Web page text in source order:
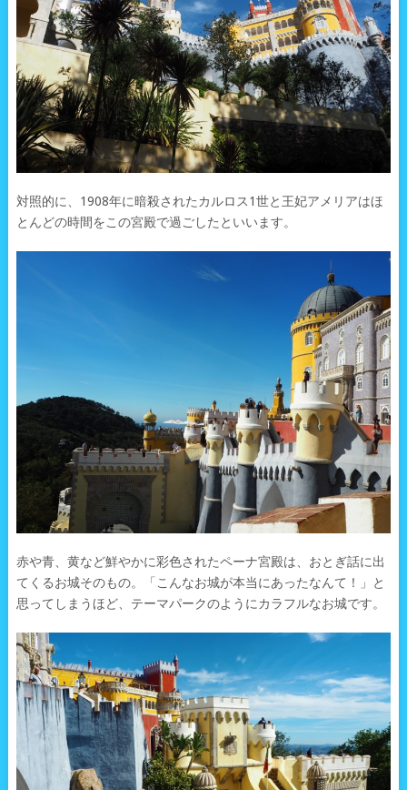
対照的に、1908年に暗殺されたカルロス1世と王妃アメリアはほ
とんどの時間をこの宮殿で過ごしたといいます。
赤や青、黄など鮮やかに彩色されたペーナ宮殿は、おとぎ話に出
てくるお城そのもの。「こんなお城が本当にあったなんて！」と
思ってしまうほど、テーマパークのようにカラフルなお城です。